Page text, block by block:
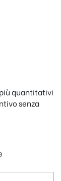
quantitativi
senza